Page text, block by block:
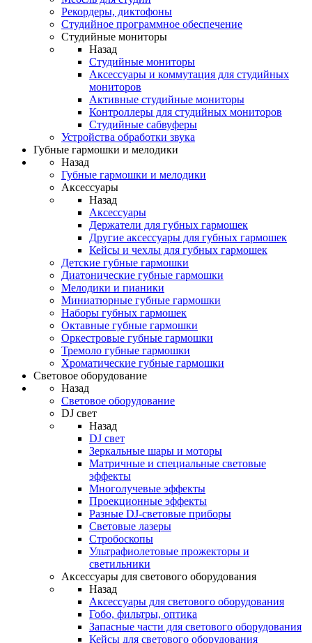
Рекордеры, диктофоны
Студийное программное обеспечение
Студийные мониторы
Назад
Студийные мониторы
Аксессуары и коммутация для студийных
мониторов
Активные студийные мониторы
Контроллеры для студийных мониторов
Студийные сабвуферы
Устройства обработки звука
Губные гармошки и мелодики
Назад
Губные гармошки и мелодики
Аксессуары
Назад
Аксессуары
Держатели для губных гармошек
Другие аксессуары для губных гармошек
Кейсы и чехлы для губных гармошек
Детские губные гармошки
Диатонические губные гармошки
Мелодики и пианики
Миниатюрные губные гармошки
Наборы губных гармошек
Октавные губные гармошки
Оркестровые губные гармошки
Тремоло губные гармошки
Хроматические губные гармошки
Световое оборудование
Назад
Световое оборудование
DJ свет
Назад
DJ свет
Зеркальные шары и моторы
Матричные и специальные световые
эффекты
Многолучевые эффекты
Проекционные эффекты
Разные DJ-световые приборы
Световые лазеры
Стробоскопы
Ультрафиолетовые прожекторы и
светильники
Аксессуары для светового оборудования
Назад
Аксессуары для светового оборудования
Гобо, фильтры, оптика
Запасные части для светового оборудования
Кейсы для светового оборудования